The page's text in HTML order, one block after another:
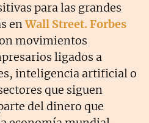
para las grandes
enWall Street. Forbes
movimientos
ligados a
inteligencia artificial o
que siguen
del dinero que